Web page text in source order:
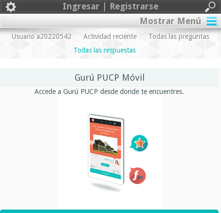
Ingresar | Registrarse
Mostrar Menú
Usuario a20220542 Actividad reciente
Todas las preguntas
Todas las respuestas
Gurú PUCP Móvil
Accede a Gurú PUCP desde donde te encuentres.